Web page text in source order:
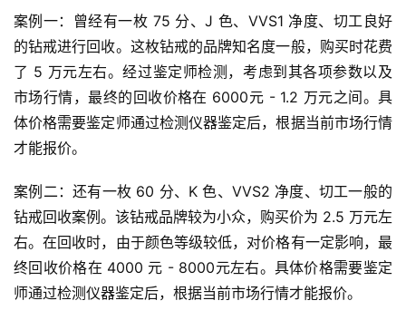
案例一：曾经有一枚 75 分、J 色、VVS1 净度、切工良好
的钻戒进行回收。这枚钻戒的品牌知名度一般，购买时花费
了 5 万元左右。经过鉴定师检测，考虑到其各项参数以及
市场行情，最终的回收价格在 6000元 - 1.2 万元之间。具
体价格需要鉴定师通过检测仪器鉴定后，根据当前市场行情
才能报价。
案例二：还有一枚 60 分、K 色、VVS2 净度、切工一般的
钻戒回收案例。该钻戒品牌较为小众，购买价为 2.5 万元左
右。在回收时，由于颜色等级较低，对价格有一定影响，最
终回收价格在 4000 元 - 8000元左右。具体价格需要鉴定
师通过检测仪器鉴定后，根据当前市场行情才能报价。